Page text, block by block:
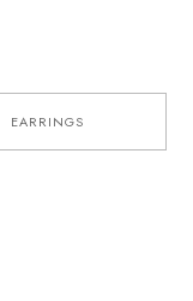
EARRINGS